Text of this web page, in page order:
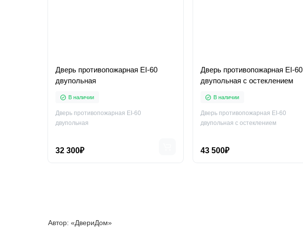
Дверь противопожарная EI-60
двупольная
В наличии
Дверь противопожарная EI-60
двупольная
32 300₽
Дверь противопожарная EI-60
двупольная с остеклением
В наличии
Дверь противопожарная EI-60
двупольная с остеклением
43 500₽
Автор: «ДвериДом»